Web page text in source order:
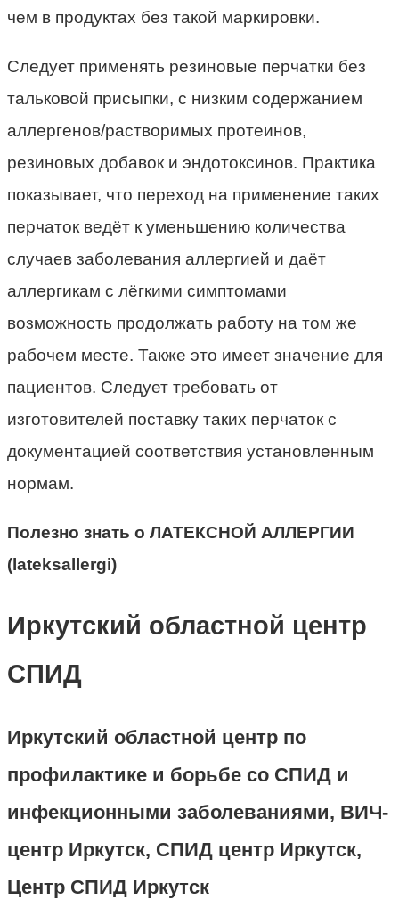
чем в продуктах без такой маркировки.
Следует применять резиновые перчатки без
тальковой присыпки, с низким содержанием
аллергенов/растворимых протеинов,
резиновых добавок и эндотоксинов. Практика
показывает, что переход на применение таких
перчаток ведёт к уменьшению количества
случаев заболевания аллергией и даёт
аллергикам с лёгкими симптомами
возможность продолжать работу на том же
рабочем месте. Также это имеет значение для
пациентов. Следует требовать от
изготовителей поставку таких перчаток с
документацией соответствия установленным
нормам.
Полезно знать о ЛАТЕКСНОЙ АЛЛЕРГИИ
(lateksallergi)
Иркутский областной центр
СПИД
Иркутский областной центр по
профилактике и борьбе со СПИД и
инфекционными заболеваниями, ВИЧ-
центр Иркутск, СПИД центр Иркутск,
Центр СПИД Иркутск